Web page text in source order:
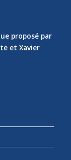
proposé par
et Xavier